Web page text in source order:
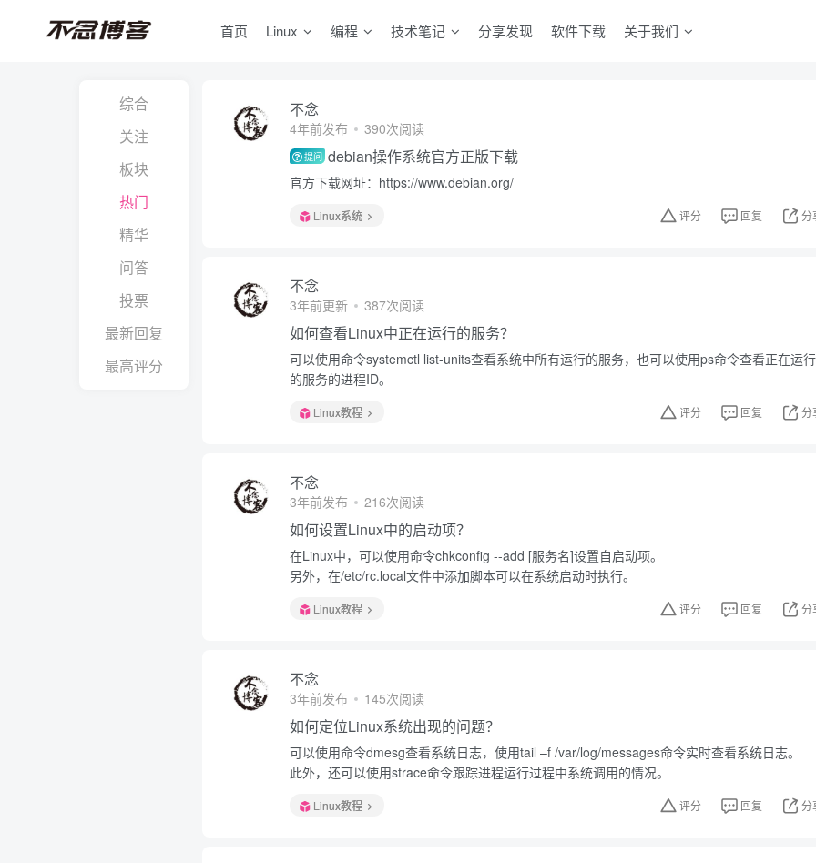
首页 Linux 编程 技术笔记 分享发现 软件下载 关于我们
综合
关注
板块
热门
精华
问答
投票
最新回复
最高评分
不念
4年前发布 390次阅读
提问 debian操作系统官方正版下载
官方下载网址：https://www.debian.org/
Linux系统 评分 回复 分
不念
3年前更新 387次阅读
如何查看Linux中正在运行的服务？
可以使用命令systemctl list-units查看系统中所有运行的服务，也可以使用ps命令查看正在运行
的服务的进程ID。
Linux教程 评分 回复 分
不念
3年前发布 216次阅读
如何设置Linux中的启动项？
在Linux中，可以使用命令chkconfig --add [服务名]设置自启动项。
另外，在/etc/rc.local文件中添加脚本可以在系统启动时执行。
Linux教程 评分 回复 分
不念
3年前发布 145次阅读
如何定位Linux系统出现的问题？
可以使用命令dmesg查看系统日志，使用tail –f /var/log/messages命令实时查看系统日志。
此外，还可以使用strace命令跟踪进程运行过程中系统调用的情况。
Linux教程 评分 回复 分